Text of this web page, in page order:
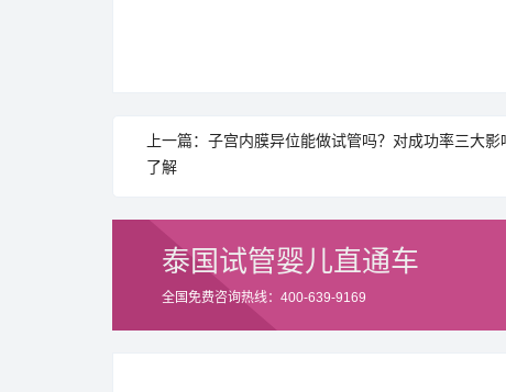
上一篇：子宫内膜异位能做试管吗？对成功率三大影
了解
泰国试管婴儿直通车
全国免费咨询热线：400-639-9169